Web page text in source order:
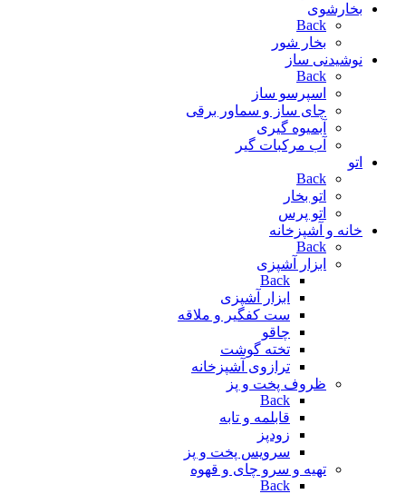
بخارشوی
Back
بخار شور
نوشیدنی ساز
Back
اسپرسو ساز
چای ساز و سماور برقی
آبمیوه گیری
آب مرکبات گیر
اتو
Back
اتو بخار
اتو پرس
خانه و آشپزخانه
Back
ابزار آشپزی
Back
ابزار آشپزی
ست کفگیر و ملاقه
چاقو
تخته گوشت
ترازوی آشپزخانه
ظروف پخت و پز
Back
قابلمه و تابه
زودپز
سرویس پخت و پز
تهیه و سرو چای و قهوه
Back